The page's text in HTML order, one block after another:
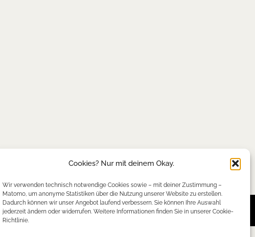
Cookies? Nur mit deinem Okay.
Wir verwenden technisch notwendige Cookies sowie – mit deiner Zustimmung –
Matomo, um anonyme Statistiken über die Nutzung unserer Website zu erstellen.
Dadurch können wir unser Angebot laufend verbessern. Sie können Ihre Auswahl
jederzeit ändern oder widerrufen. Weitere Informationen finden Sie in unserer Cookie-
Richtlinie.